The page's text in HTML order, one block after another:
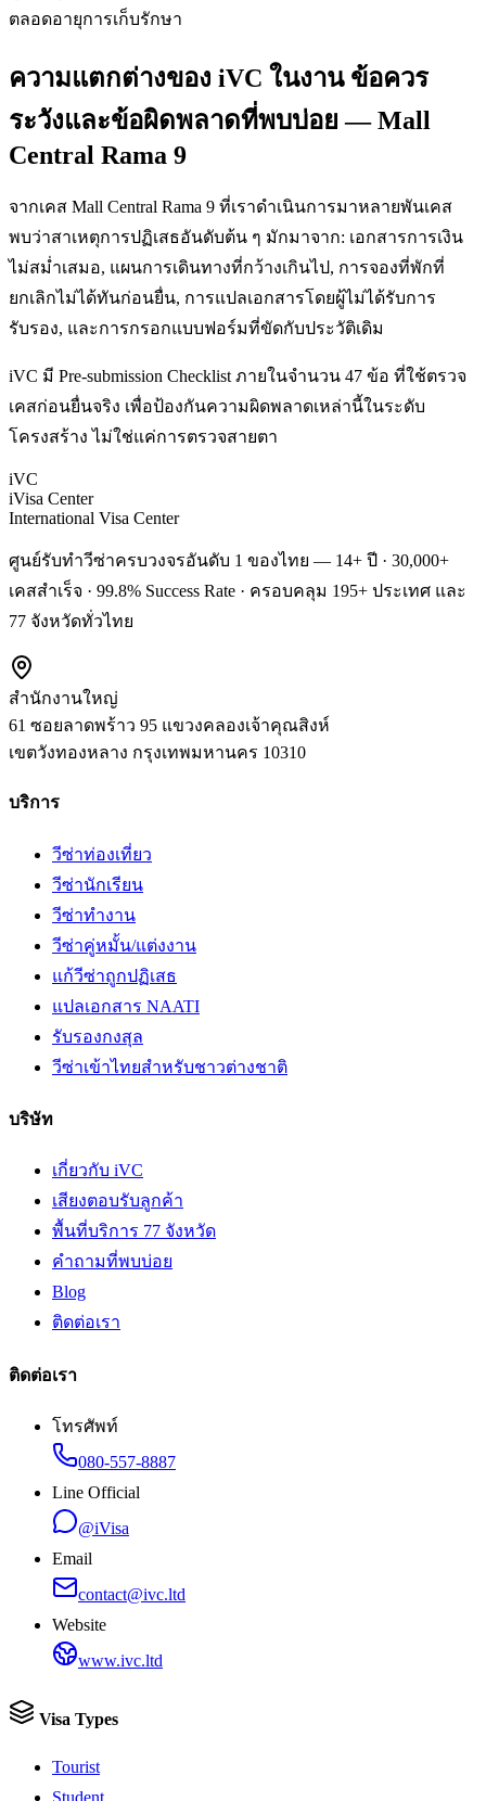
ตลอดอายุการเก็บรักษา
ความแตกต่างของ iVC ในงาน ข้อควร
ระวังและข้อผิดพลาดที่พบบ่อย — Mall
Central Rama 9
จากเคส Mall Central Rama 9 ที่เราดำเนินการมาหลายพันเคส
พบว่าสาเหตุการปฏิเสธอันดับต้น ๆ มักมาจาก: เอกสารการเงิน
ไม่สม่ำเสมอ, แผนการเดินทางที่กว้างเกินไป, การจองที่พักที่
ยกเลิกไม่ได้ทันก่อนยื่น, การแปลเอกสารโดยผู้ไม่ได้รับการ
รับรอง, และการกรอกแบบฟอร์มที่ขัดกับประวัติเดิม
iVC มี Pre-submission Checklist ภายในจำนวน 47 ข้อ ที่ใช้ตรวจ
เคสก่อนยื่นจริง เพื่อป้องกันความผิดพลาดเหล่านี้ในระดับ
โครงสร้าง ไม่ใช่แค่การตรวจสายตา
iVC
iVisa Center
International Visa Center
ศูนย์รับทำวีซ่าครบวงจรอันดับ 1 ของไทย — 14+ ปี · 30,000+
เคสสำเร็จ · 99.8% Success Rate · ครอบคลุม 195+ ประเทศ และ
77 จังหวัดทั่วไทย
สำนักงานใหญ่
61 ซอยลาดพร้าว 95 แขวงคลองเจ้าคุณสิงห์
เขตวังทองหลาง กรุงเทพมหานคร 10310
บริการ
วีซ่าท่องเที่ยว
วีซ่านักเรียน
วีซ่าทำงาน
วีซ่าคู่หมั้น/แต่งงาน
แก้วีซ่าถูกปฏิเสธ
แปลเอกสาร NAATI
รับรองกงสุล
วีซ่าเข้าไทยสำหรับชาวต่างชาติ
บริษัท
เกี่ยวกับ iVC
เสียงตอบรับลูกค้า
พื้นที่บริการ 77 จังหวัด
คำถามที่พบบ่อย
Blog
ติดต่อเรา
ติดต่อเรา
โทรศัพท์
080-557-8887
Line Official
@iVisa
Email
contact@ivc.ltd
Website
www.ivc.ltd
Visa Types
Tourist